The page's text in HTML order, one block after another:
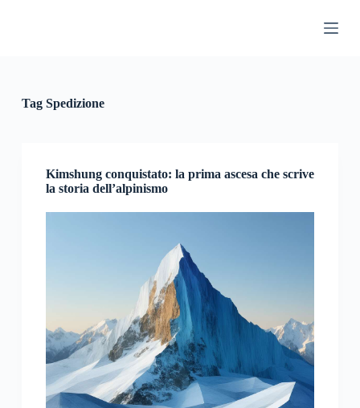
TagSpedizione
Kimshung conquistato: la prima ascesa che scrive
la storia dell’alpinismo